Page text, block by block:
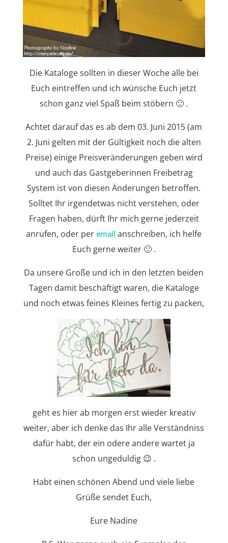
Die Kataloge sollten in dieser Woche alle bei
Euch eintreffen und ich wünsche Euch jetzt
schon ganz viel Spaß beim stöbern 🙂 .
Achtet darauf das es ab dem 03. Juni 2015 (am
2. Juni gelten mit der Gültigkeit noch die alten
Preise) einige Preisveränderungen geben wird
und auch das Gastgeberinnen Freibetrag
System ist von diesen Änderungen betroffen.
Solltet Ihr irgendetwas nicht verstehen, oder
Fragen haben, dürft Ihr mich gerne jederzeit
anrufen, oder peremail anschreiben, ich helfe
Euch gerne weiter 🙂 .
Da unsere Große und ich in den letzten beiden
Tagen damit beschäftigt waren, die Kataloge
und noch etwas feines Kleines fertig zu packen,
geht es hier ab morgen erst wieder kreativ
weiter, aber ich denke das Ihr alle Verständniss
dafür habt, der ein odere andere wartet ja
schon ungeduldig 😉 .
Habt einen schönen Abend und viele liebe
Grüße sendet Euch,
Eure Nadine